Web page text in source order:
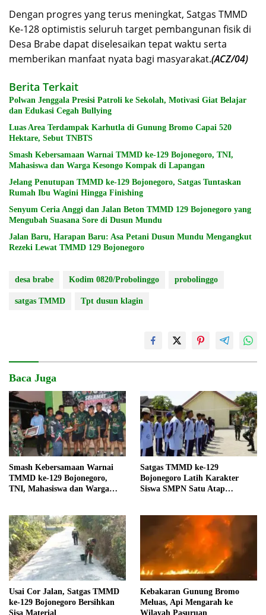
Dengan progres yang terus meningkat, Satgas TMMD
Ke-128 optimistis seluruh target pembangunan fisik di
Desa Brabe dapat diselesaikan tepat waktu serta
memberikan manfaat nyata bagi masyarakat.(ACZ/04)
Berita Terkait
Polwan Jenggala Presisi Patroli ke Sekolah, Motivasi Giat Belajar
dan Edukasi Cegah Bullying
Luas Area Terdampak Karhutla di Gunung Bromo Capai 520
Hektare, Sebut TNBTS
Smash Kebersamaan Warnai TMMD ke-129 Bojonegoro, TNI,
Mahasiswa dan Warga Kesongo Kompak di Lapangan
Jelang Penutupan TMMD ke-129 Bojonegoro, Satgas Tuntaskan
Rumah Ibu Wagini Hingga Finishing
Senyum Ceria Anggi dan Jalan Beton TMMD 129 Bojonegoro yang
Mengubah Suasana Sore di Dusun Mundu
Jalan Baru, Harapan Baru: Asa Petani Dusun Mundu Mengangkut
Rezeki Lewat TMMD 129 Bojonegoro
desa brabe Kodim 0820/Probolinggo probolinggo
satgas TMMD Tpt dusun klagin
Baca Juga
Smash Kebersamaan Warnai
TMMD ke-129 Bojonegoro,
TNI, Mahasiswa dan Warga
Satgas TMMD ke-129
Bojonegoro Latih Karakter
Siswa SMPN Satu Atap
Usai Cor Jalan, Satgas TMMD
ke-129 Bojonegoro Bersihkan
Sisa Material
Kebakaran Gunung Bromo
Meluas, Api Mengarah ke
Wilayah Pasuruan